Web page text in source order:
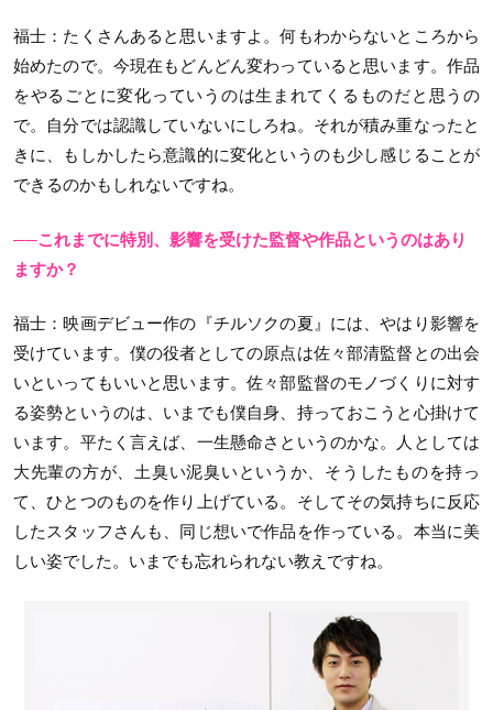
福士 ：たくさんあると思いますよ。何もわからないところから
始めたので。今現在もどんどん変わっていると思います。作品
をやるごとに変化っていうのは生まれてくるものだと思うの
で。自分では認識していないにしろね。それが積み重なったと
きに、もしかしたら意識的に変化というのも少し感じることが
できるのかもしれないですね。
──これまでに特別、影響を受けた監督や作品というのはあり
ますか？
福士 ：映画デビュー作の『チルソクの夏』には、やはり影響を
受けています。僕の役者としての原点は佐々部清監督との出会
いといってもいいと思います。佐々部監督のモノづくりに対す
る姿勢というのは、いまでも僕自身、持っておこうと心掛けて
います。平たく言えば、一生懸命さというのかな。人としては
大先輩の方が、土臭い泥臭いというか、そうしたものを持っ
て、ひとつのものを作り上げている。そしてその気持ちに反応
したスタッフさんも、同じ想いで作品を作っている。本当に美
しい姿でした。いまでも忘れられない教えですね。